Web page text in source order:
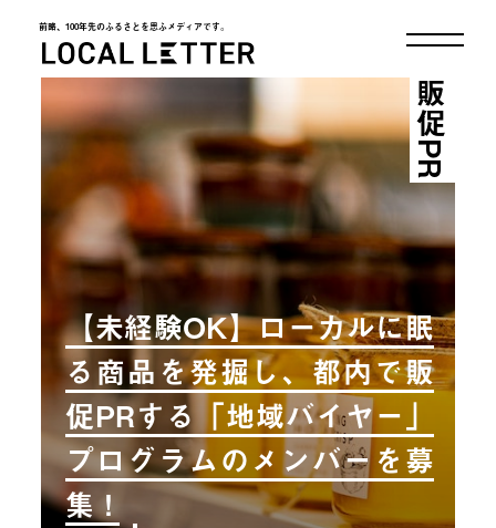
前略、100年先のふるさとを思ふメディアです。
LOCAL LETTER
【未経験OK】ローカルに眠
る商品を発掘し、都内で販
促PRする「地域バイヤー」
プログラムのメンバーを募
集！
販促PR